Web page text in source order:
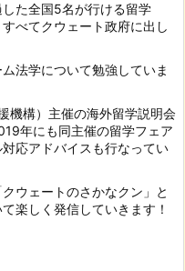
た全国5名が行ける留学
べてクウェート政府に出し
法学について勉強していま
機構）主催の海外留学説明会
年にも同主催の留学フェア
応アドバイスも行なってい
ウェートのさかなクン」と
楽しく発信していきます！